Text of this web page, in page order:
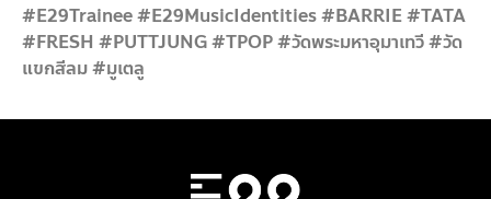
#E29Trainee #E29MusicIdentities #BARRIE #TATA
#FRESH #PUTTJUNG #TPOP #วัดพระมหาอุมาเทวี #วัด
แขกสีลม #มูเตลู